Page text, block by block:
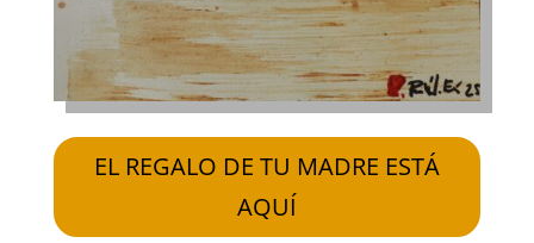
EL REGALO DE TU MADRE ESTÁ
AQUÍ